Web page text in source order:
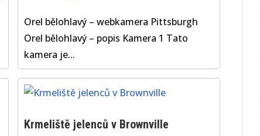
Orel bělohlavý – webkamera Pittsburgh
Orel bělohlavý – popis Kamera 1 Tato
kamera je...
Krmeliště jelenců v Brownville